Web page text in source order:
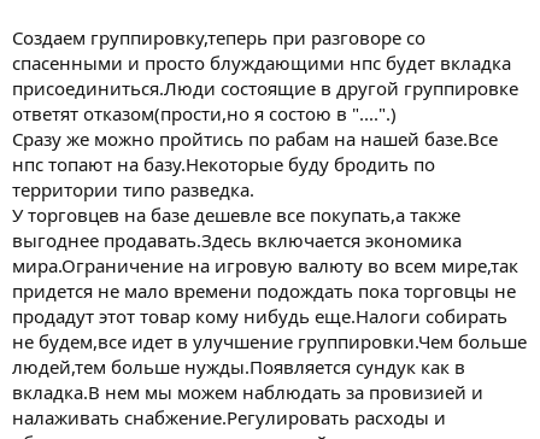
Создаем группировку,теперь при разговоре со
спасенными и просто блуждающими нпс будет вкладка
присоединиться.Люди состоящие в другой группировке
ответят отказом(прости,но я состою в "....".)
Сразу же можно пройтись по рабам на нашей базе.Все
нпс топают на базу.Некоторые буду бродить по
территории типо разведка.
У торговцев на базе дешевле все покупать,а также
выгоднее продавать.Здесь включается экономика
мира.Ограничение на игровую валюту во всем мире,так
придется не мало времени подождать пока торговцы не
продадут этот товар кому нибудь еще.Налоги собирать
не будем,все идет в улучшение группировки.Чем больше
людей,тем больше нужды.Появляется сундук как в
вкладка.В нем мы можем наблюдать за провизией и
налаживать снабжение.Регулировать расходы и